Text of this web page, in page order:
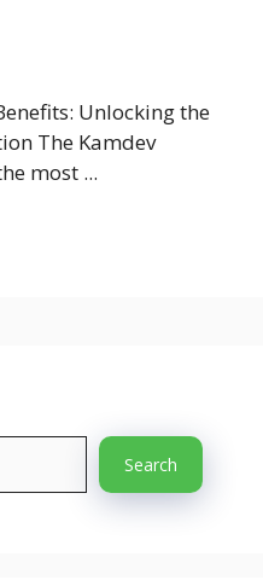
Unlocking the
The Kamdev
most ...
Search